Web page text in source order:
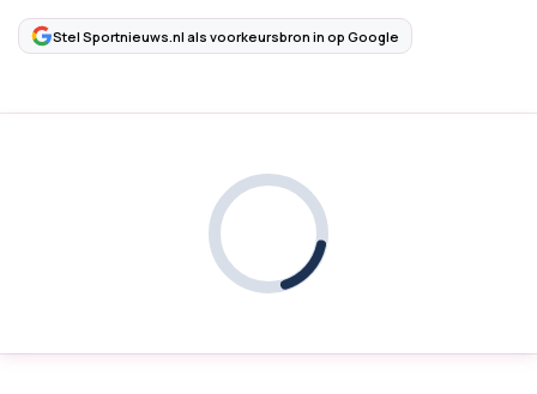
Stel Sportnieuws.nl als voorkeursbron in op Google